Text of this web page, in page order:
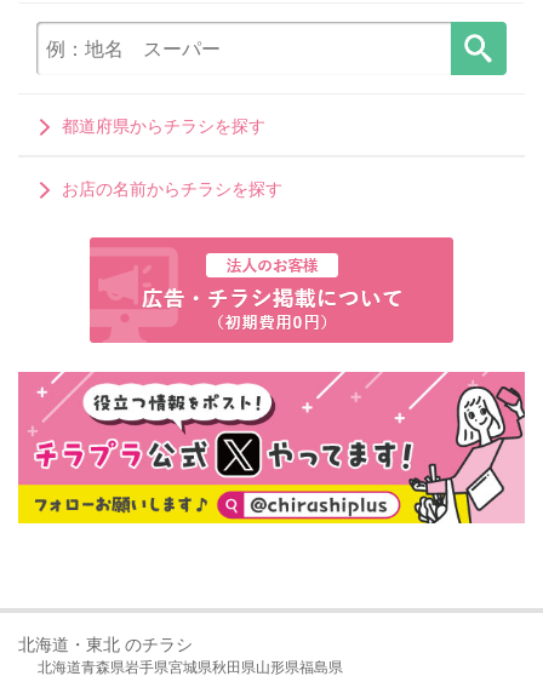
都道府県からチラシを探す
お店の名前からチラシを探す
北海道・東北 のチラシ
北海道青森県岩手県宮城県秋田県山形県福島県